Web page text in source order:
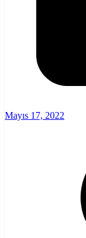
Mayıs 17, 2022